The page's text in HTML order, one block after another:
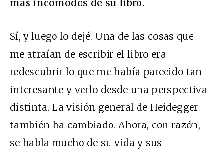
más incómodos de su libro.
Sí, y luego lo dejé. Una de las cosas que
me atraían de escribir el libro era
redescubrir lo que me había parecido tan
interesante y verlo desde una perspectiva
distinta. La visión general de Heidegger
también ha cambiado. Ahora, con razón,
se habla mucho de su vida y sus